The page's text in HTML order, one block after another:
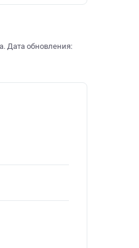
Дата обновления: